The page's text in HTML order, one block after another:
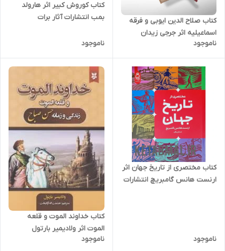
کتاب صلاح الدین ایوبی و فرقه
اسماعیلیه اثر جرجی زیدان
انتشارات کتاب وستا
ناموجود
کتاب کوروش کبیر اثر هارولد
بمب انتشارات آثار برات
ناموجود
کتاب مختصری از تاریخ جهان اثر
ارنست هانس گامبریچ انتشارات
ناموجود
کتاب خداوند الموت و قلعه
الموت اثر ولادیمیر بارتول
انتشارات نیک فرجام
ناموجود